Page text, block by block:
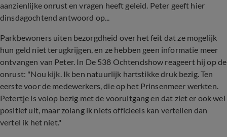
aanzienlijke onrust en vragen heeft geleid. Peter geeft hier
dinsdagochtend antwoord op...
Parkbewoners uiten bezorgdheid over het feit dat ze mogelijk
hun geld niet terugkrijgen, en ze hebben geen informatie meer
ontvangen van Peter. In De 538 Ochtendshow reageert hij op de
onrust: "Nou kijk. Ik ben natuurlijk hartstikke druk bezig. Ten
eerste voor de medewerkers, die op het Prinsenmeer werkten.
Petertje is volop bezig met de vooruitgang en dat ziet er ook wel
positief uit, maar zolang ik niets officieels kan vertellen dan
vertel ik het niet."